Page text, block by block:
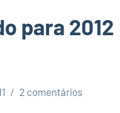
para 2012
2 comentários